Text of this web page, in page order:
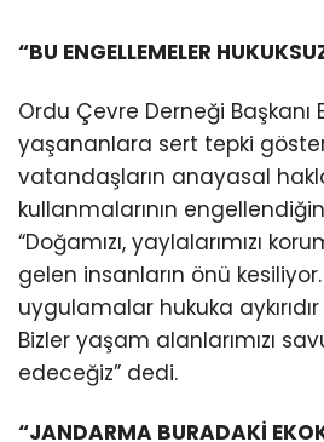
“BU ENGELLEMELER
Ordu Çevre Derneği Başkanı
yaşananlara sert tepki
vatandaşların anayasal
kullanmalarının
“Doğamızı, yaylalarımızı
gelen insanların önü kesiliyor.
uygulamalar hukuka
Bizler yaşam alanlarımızı
edeceğiz” dedi.
“JANDARMA BURADAKİ